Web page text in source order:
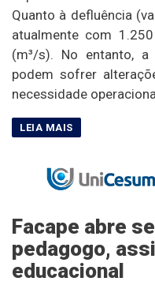
Quanto à defluência
atualmente com
(m³/s). No entanto,
podem sofrer
necessidade
Facape abre
pedagogo,
educacional